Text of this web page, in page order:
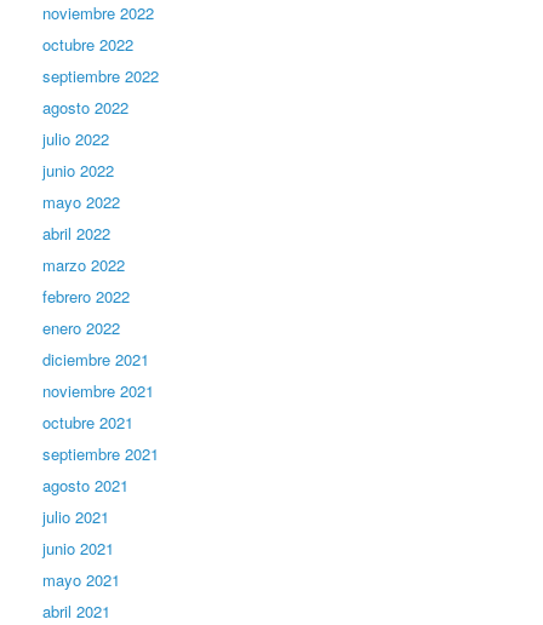
noviembre 2022
octubre 2022
septiembre 2022
agosto 2022
julio 2022
junio 2022
mayo 2022
abril 2022
marzo 2022
febrero 2022
enero 2022
diciembre 2021
noviembre 2021
octubre 2021
septiembre 2021
agosto 2021
julio 2021
junio 2021
mayo 2021
abril 2021